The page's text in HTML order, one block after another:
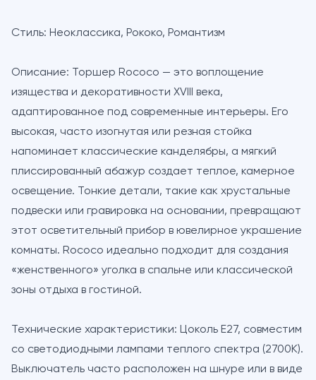
Стиль: Неоклассика, Рококо, Романтизм
Описание: Торшер Rococo — это воплощение
изящества и декоративности XVIII века,
адаптированное под современные интерьеры. Его
высокая, часто изогнутая или резная стойка
напоминает классические канделябры, а мягкий
плиссированный абажур создает теплое, камерное
освещение. Тонкие детали, такие как хрустальные
подвески или гравировка на основании, превращают
этот осветительный прибор в ювелирное украшение
комнаты. Rococo идеально подходит для создания
«женственного» уголка в спальне или классической
зоны отдыха в гостиной.
Технические характеристики: Цоколь E27, совместим
со светодиодными лампами теплого спектра (2700K).
Выключатель часто расположен на шнуре или в виде